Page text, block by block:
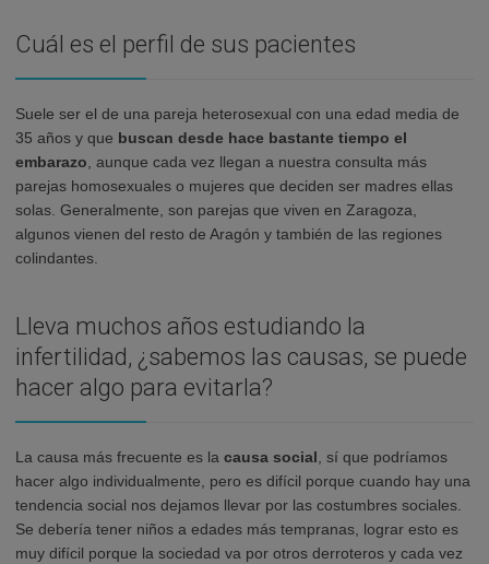
Cuál es el perfil de sus pacientes
Suele ser el de una pareja heterosexual con una edad media de
35 años y que buscan desde hace bastante tiempo el
embarazo , aunque cada vez llegan a nuestra consulta más
parejas homosexuales o mujeres que deciden ser madres ellas
solas. Generalmente, son parejas que viven en Zaragoza,
algunos vienen del resto de Aragón y también de las regiones
colindantes.
Lleva muchos años estudiando la
infertilidad, ¿sabemos las causas, se puede
hacer algo para evitarla?
La causa más frecuente es la causa social , sí que podríamos
hacer algo individualmente, pero es difícil porque cuando hay una
tendencia social nos dejamos llevar por las costumbres sociales.
Se debería tener niños a edades más tempranas, lograr esto es
muy difícil porque la sociedad va por otros derroteros y cada vez